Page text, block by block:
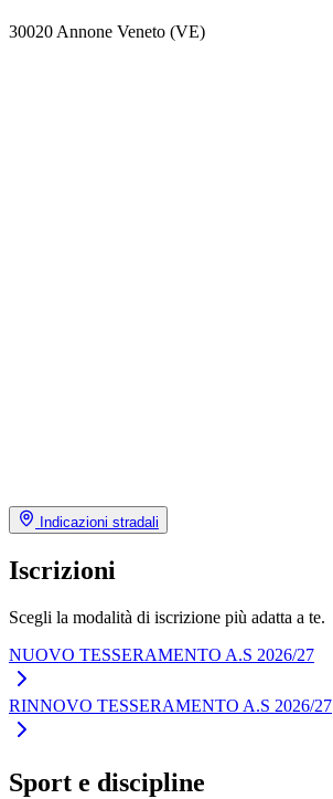
30020 Annone Veneto (VE)
Indicazioni stradali
Iscrizioni
Scegli la modalità di iscrizione più adatta a te.
NUOVO TESSERAMENTO A.S 2026/27
RINNOVO TESSERAMENTO A.S 2026/27
Sport e discipline